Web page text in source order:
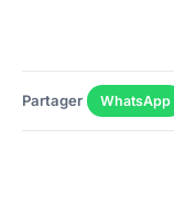
Partager WhatsApp